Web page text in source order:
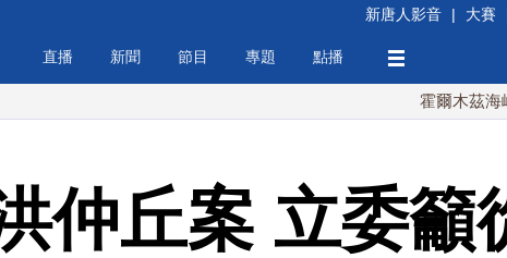
新唐人影音 | 大賽
直播 新聞 節目 專題 點播
霍爾木茲海峽協議
仲丘案 立委籲